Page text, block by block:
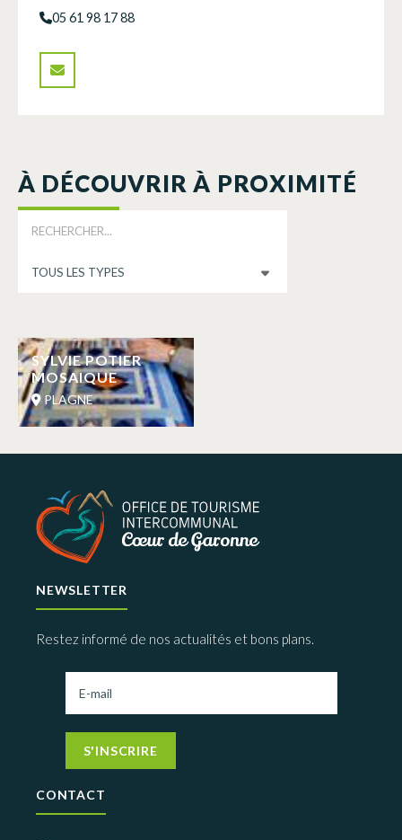
05 61 98 17 88
À DÉCOUVRIR À PROXIMITÉ
SYLVIE POTIER
MOSAIQUE
PLAGNE
NEWSLETTER
Restez informé de nos actualités et bons plans.
S'INSCRIRE
CONTACT